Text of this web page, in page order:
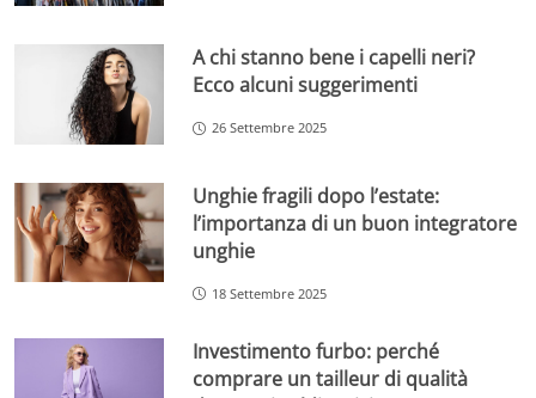
A chi stanno bene i capelli neri?
Ecco alcuni suggerimenti
26 Settembre 2025
Unghie fragili dopo l’estate:
l’importanza di un buon integratore
unghie
18 Settembre 2025
Investimento furbo: perché
comprare un tailleur di qualità